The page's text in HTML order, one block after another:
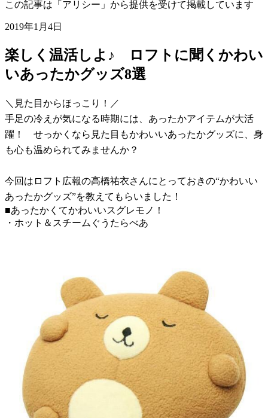
この記事は「アリシー」から提供を受けて掲載しています
2019年1月4日
楽しく温活しよ♪ ロフトに聞くかわい
いあったかグッズ8選
＼見た目からほっこり！／
手足の冷えが気になる時期には、あったかアイテムが大活
躍！ せっかくなら見た目もかわいいあったかグッズに、身
も心も温められてみませんか？
今回はロフト広報の高橋祐衣さんにとっておきの“かわいい
あったかグッズ”を教えてもらいました！
■あったかくてかわいいスグレモノ！
・ホット＆スチームぐうたらべあ